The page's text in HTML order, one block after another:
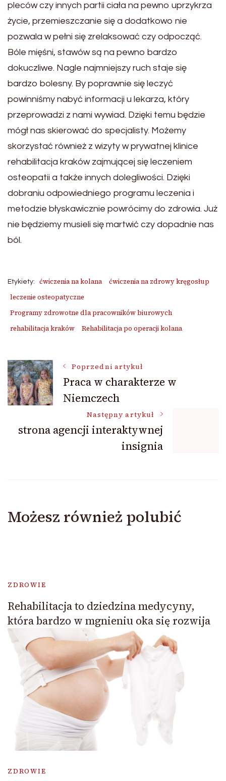
pleców czy innych partii ciała na pewno uprzykrza
życie, przemieszczanie się a dodatkowo nie
pozwala w pełni się zrelaksować czy odpocząć.
Bóle mięśni, stawów są na pewno bardzo
dokuczliwe. Nagle najmniejszy ruch staje się
bardzo bolesny. By poprawnie się leczyć
powinniśmy nabyć informacji u lekarza, który
przeprowadzi z nami wywiad. Dzięki temu będzie
mógł nas skierować do specjalisty. Możemy
skorzystać również z wizyty w prywatnej klinice
rehabilitacja kraków zajmującej się leczeniem
osteopatii a także innych dolegliwości. Dzięki
dobraniu odpowiedniego programu leczenia i
metodzie błyskawicznie powrócimy do zdrowia. Już
nie będziemy musieli się martwić czy dopadnie nas
ból.
Etykiety: ćwiczenia na kolana
ćwiczenia na zdrowy kręgosłup
leczenie osteopatyczne
Programy zdrowotne dla pracowników biurowych
rehabilitacja kraków
Rehabilitacja po operacji kolana
Nawigacja
wpisu
Poprzedni artykuł
Praca w charakterze w
Niemczech
Następny artykuł
strona agencji interaktywnej
insignia
Możesz również polubić
ZDROWIE
Rehabilitacja to dziedzina medycyny,
która bardzo w mgnieniu oka się rozwija
ZDROWIE